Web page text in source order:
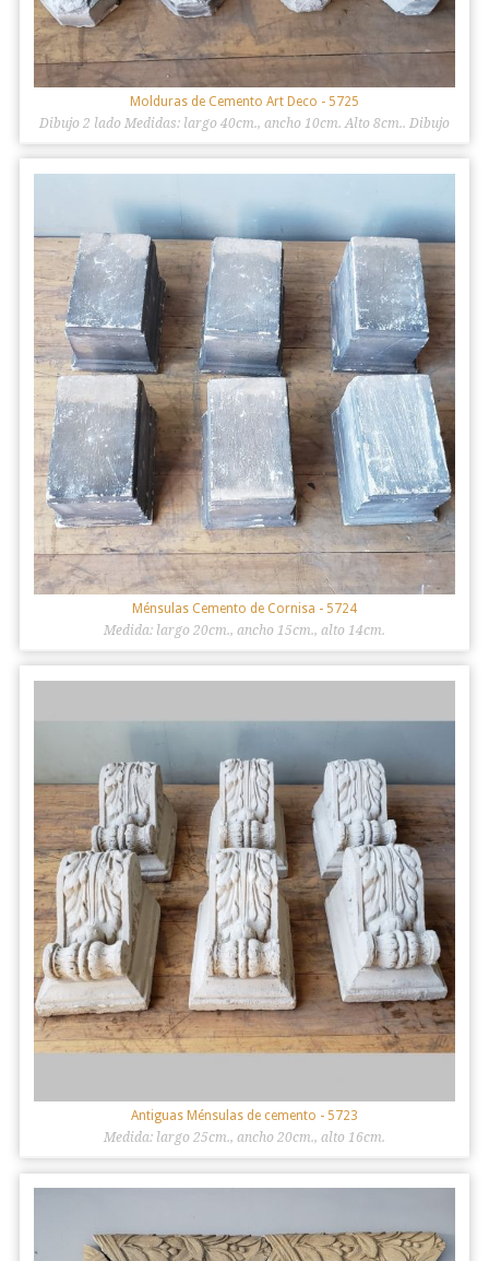
Molduras de Cemento Art Deco - 5725
Dibujo 2 lado Medidas: largo 40cm., ancho 10cm. Alto 8cm.. Dibujo
1 lado: 4 unidades. Medidas: largo 40cm., ancho 8cm. Alto 8cm.
Ménsulas Cemento de Cornisa - 5724
Medida: largo 20cm., ancho 15cm., alto 14cm.
Antiguas Ménsulas de cemento - 5723
Medida: largo 25cm., ancho 20cm., alto 16cm.